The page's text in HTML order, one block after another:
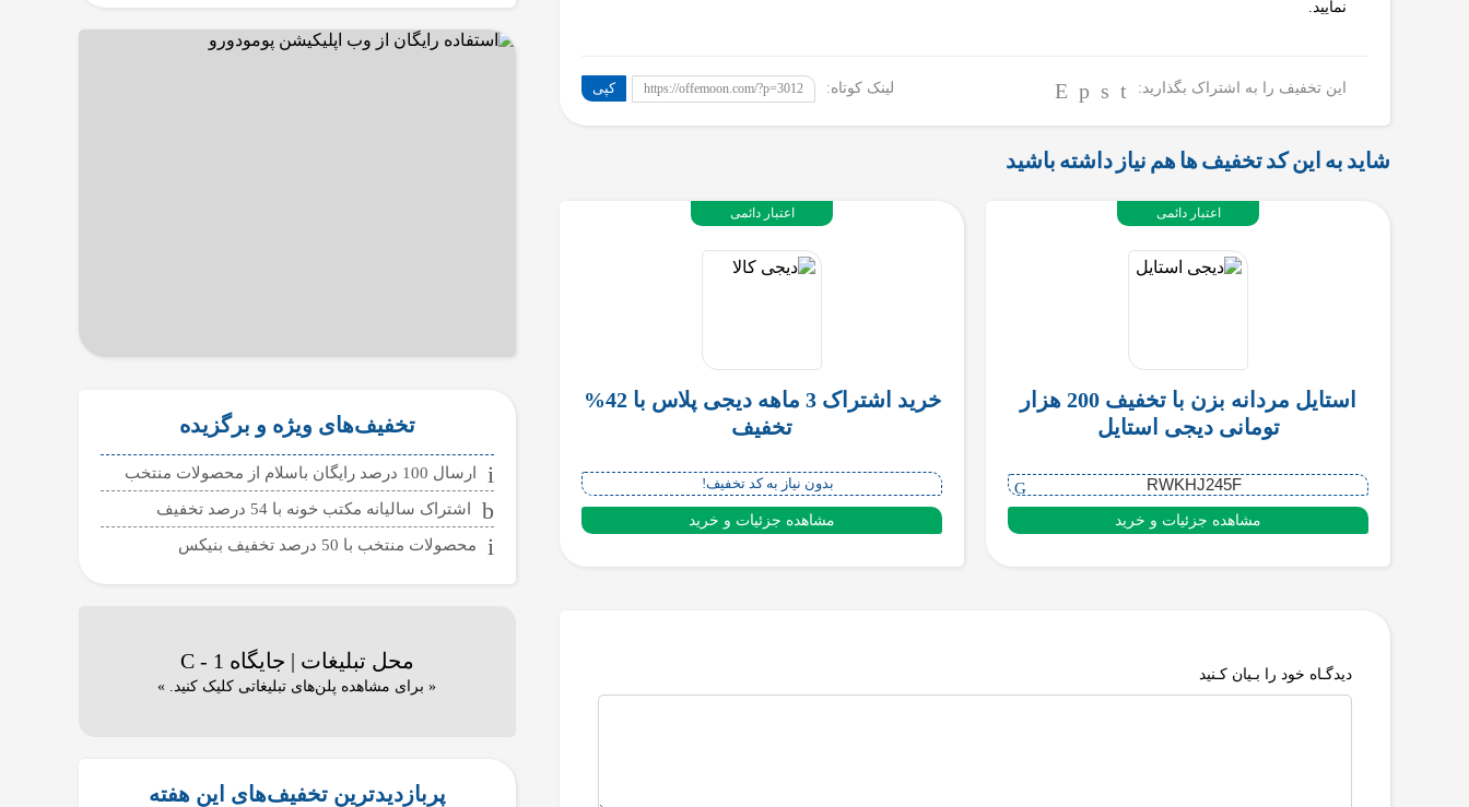
نمایید.
این تخفیف را به اشتراک بگذارید: لینک کوتاه: https://offemoon.com/?p=3012 کپی
شاید به این کد تخفیف ها هم نیاز داشته باشید
استایل مردانه بزن با تخفیف 200 هزار
تومانی دیجی استایل
RWKHJ245F
مشاهده جزئیات و خرید
اعتبار دائمی
خرید اشتراک 3 ماهه دیجی پلاس با 42%
تخفیف
بدون نیاز به کد تخفیف!
مشاهده جزئیات و خرید
اعتبار دائمی
دیدگـاه خود را بـیان کـنید
تخفیف‌های ویژه و برگزیده
ارسال 100 درصد رایگان باسلام از محصولات منتخب
اشتراک سالیانه مکتب خونه با 54 درصد تخفیف
محصولات منتخب با 50 درصد تخفیف بنیکس
محل تبلیغات | جایگاه C - 1
« برای مشاهده پلن‌های تبلیغاتی کلیک کنید. »
پربازدیدترین تخفیف‌های این هفته